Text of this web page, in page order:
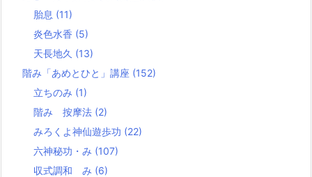
胎息 (11)
炎色水香 (5)
天長地久 (13)
階み「あめとひと」講座 (152)
立ちのみ (1)
階み 按摩法 (2)
みろくよ神仙遊歩功 (22)
六神秘功・み (107)
収式調和 み (6)